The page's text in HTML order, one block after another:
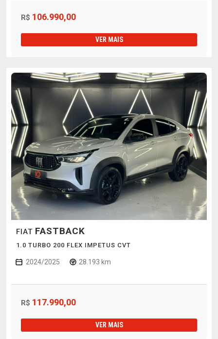
R$ 106.990,00
VER MAIS
FIAT FASTBACK
1.0 TURBO 200 FLEX IMPETUS CVT
2024/2025 28.193 km
R$ 117.990,00
VER MAIS